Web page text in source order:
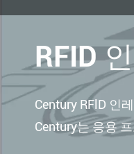
RFID
Century RFlD 인
Century는 응용